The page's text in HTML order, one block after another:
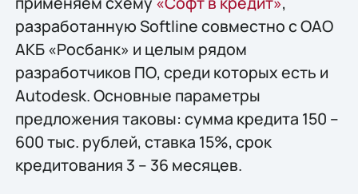
разработанную Softline совместно с ОАО
АКБ «Росбанк» и целым рядом
разработчиков ПО, среди которых есть и
Autodesk. Основные параметры
предложения таковы: сумма кредита 150 –
600 тыс. рублей, ставка 15%, срок
кредитования 3 – 36 месяцев.